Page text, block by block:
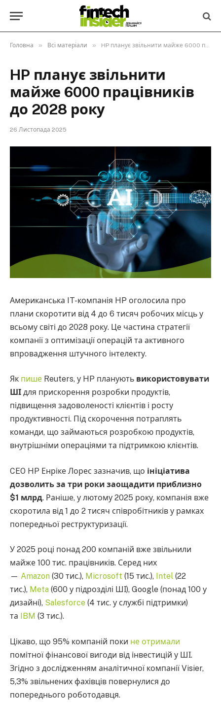
Головна » Всі матеріали » HP планує звільнити майже 6000 працівників до 2028 року
HP планує звільнити
майже 6000 працівників
до 2028 року
26 Листопада 2025
Американська IT-компанія HP оголосила про
плани скоротити від 4 до 6 тисяч робочих місць у
всьому світі до 2028 року. Це частина стратегії
компанії з оптимізації операцій та активного
впровадження штучного інтелекту.
Як пише Reuters, у HP планують використовувати
ШІ для прискорення розробки продуктів,
підвищення задоволеності клієнтів і росту
продуктивності. Під скорочення потраплять
команди, що займаються розробкою продуктів,
внутрішніми операціями та підтримкою клієнтів.
CEO HP Енріке Лорес зазначив, що ініціатива
дозволить за три роки заощадити приблизно
$1 млрд. Раніше, у лютому 2025 року, компанія вже
скоротила від 1 до 2 тисяч співробітників у рамках
попередньої реструктуризації.
У 2025 році понад 200 компаній вже звільнили
майже 100 тис. працівників. Серед них
— Amazon (30 тис.), Microsoft (15 тис.), Intel (22
тис.), Meta (600 у підрозділі ШІ), Google (понад 100 у
дизайні), Salesforce (4 тис. у службі підтримки)
та
IBM (3 тис.).
Цікаво, що 95% компаній поки не отримали
помітної фінансової вигоди від інвестицій у ШІ.
Згідно з дослідженням аналітичної компанії Visier,
5,3% звільнених фахівців повернулися до
попереднього роботодавця.